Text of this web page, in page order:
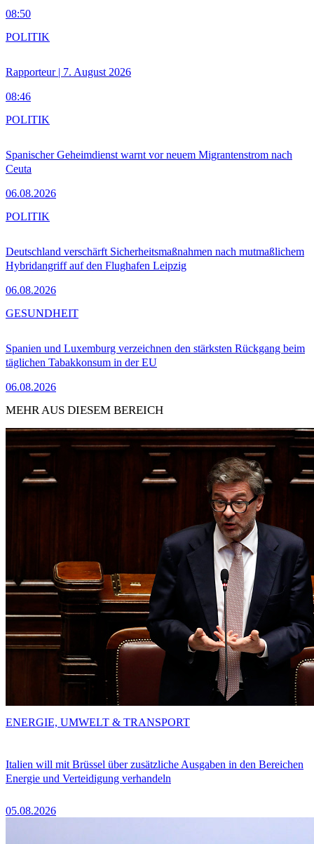
08:50
Rapporteur | 7. August 2026
08:46
POLITIK
Spanischer Geheimdienst warnt vor neuem Migrantenstrom nach
Ceuta
06.08.2026
POLITIK
Deutschland verschärft Sicherheitsmaßnahmen nach mutmaßlichem
Hybridangriff auf den Flughafen Leipzig
06.08.2026
POLITIK
Spanien und Luxemburg verzeichnen den stärksten Rückgang beim
täglichen Tabakkonsum in der EU
06.08.2026
GESUNDHEIT
MEHR AUS DIESEM BEREICH
Italien will mit Brüssel über zusätzliche Ausgaben in den Bereichen
Energie und Verteidigung verhandeln
05.08.2026
ENERGIE, UMWELT & TRANSPORT